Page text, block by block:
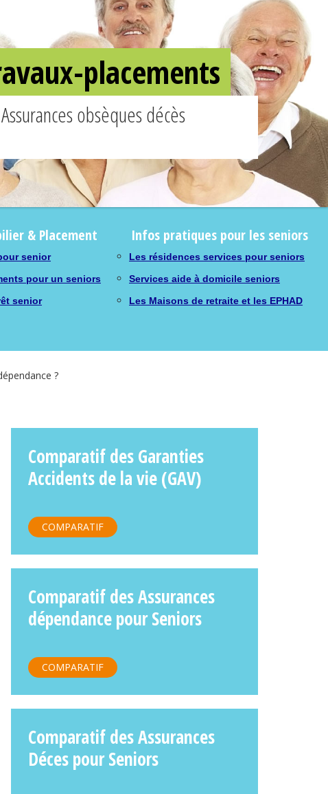
placements
obsèques décès
& Placement
senior
pour un seniors
senior
Infos pratiques pour les seniors
Les résidences services pour seniors
Services aide à domicile seniors
Les Maisons de retraite et les EPHAD
?
Comparatif des Garanties
Accidents de la vie (GAV)
COMPARATIF
Comparatif des Assurances
dépendance pour Seniors
COMPARATIF
Comparatif des Assurances
Déces pour Seniors